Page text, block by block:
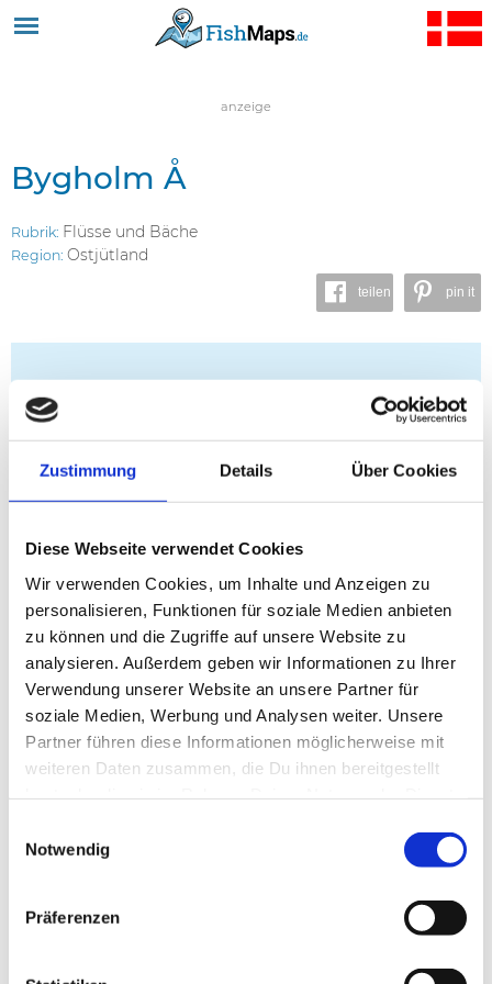
Zustimmung Details Über Cookies
Diese Webseite verwendet Cookies
Wir verwenden Cookies, um Inhalte und Anzeigen zu
personalisieren, Funktionen für soziale Medien anbieten
zu können und die Zugriffe auf unsere Website zu
analysieren. Außerdem geben wir Informationen zu Ihrer
Verwendung unserer Website an unsere Partner für
soziale Medien, Werbung und Analysen weiter. Unsere
Partner führen diese Informationen möglicherweise mit
weiteren Daten zusammen, die Du ihnen bereitgestellt
Notwendig
Präferenzen
Jump to navigation
anzeige
Bygholm Å
Rubrik: Flüsse und Bäche
Region: Ostjütland
teilen pin it
Meerforelle, Regenbogenforelle, Bachforelle
Ferienhäuser in der Nähe *